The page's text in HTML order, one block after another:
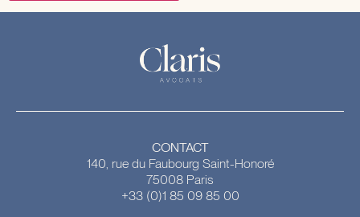
CONTACT
140, rue du Faubourg Saint-Honoré
75008 Paris
+33 (0)1 85 09 85 00